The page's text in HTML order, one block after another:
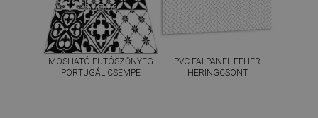
MOSHATÓ FUTÓSZŐNYEG
PORTUGÁL CSEMPE
PVC FALPANEL FEHÉR
HERINGCSONT